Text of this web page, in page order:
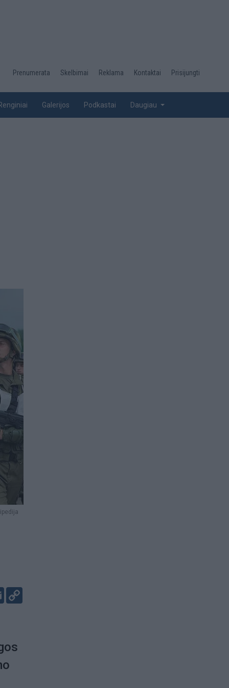
Desktop
top
Prenumerata Skelbimai Reklama Kontaktai Prisijungti
Galerijos Podkastai Daugiau
Email